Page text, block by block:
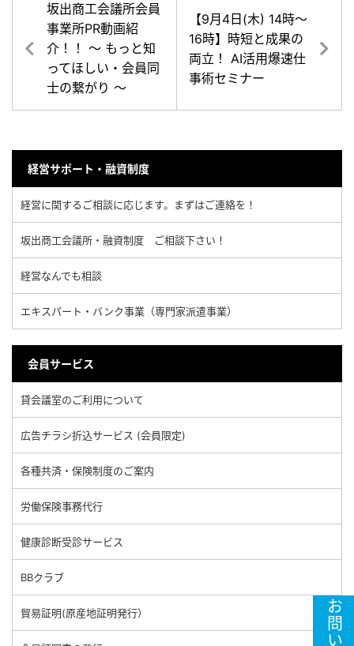
坂出商工会議所会員
事業所PR動画紹
介！！ ～ もっと知
ってほしい・会員同
士の繋がり ～
【9月4日(木) 14時～
16時】時短と成果の
両立！ AI活用爆速仕
事術セミナー
経営サポート・融資制度
経営に関するご相談に応じます。まずはご連絡を！
坂出商工会議所・融資制度 ご相談下さい！
経営なんでも相談
エキスパート・バンク事業（専門家派遣事業）
会員サービス
貸会議室のご利用について
広告チラシ折込サービス (会員限定)
各種共済・保険制度のご案内
労働保険事務代行
健康診断受診サービス
BBクラブ
貿易証明(原産地証明発行）